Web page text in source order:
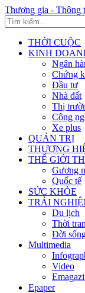
Thương gia - Thông
THỜI CUỘC
KINH
Ngân
Chứng
Đầu tư
Nhà đất
Thị
Công
Xe plus
QUẢN TRỊ
THƯƠNG
THẾ GIỚI
Gương
Quốc tế
SỨC KHỎE
TRẢI
Du lịch
Thời
Đời
Multimedia
Video
Epaper